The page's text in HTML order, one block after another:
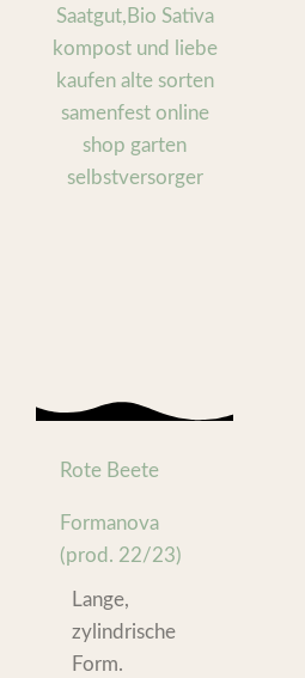
Rote Beete
Formanova
(prod. 22/23)
Lange,
zylindrische
Form.